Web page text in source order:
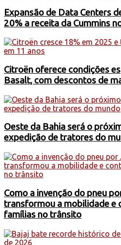
Expansão de Data Centers
20% a receita da Cummins
Citroën oferece condições
Basalt, com descontos de
Oeste da Bahia será o
expedição de tratores do
Como a invenção do pneu
transformou a mobilidade e
famílias no trânsito